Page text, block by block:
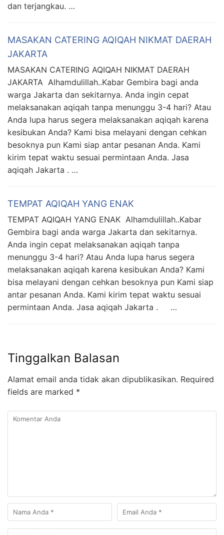
dan terjangkau. …
MASAKAN CATERING AQIQAH NIKMAT DAERAH
JAKARTA
MASAKAN CATERING AQIQAH NIKMAT DAERAH
JAKARTA Alhamdulillah..Kabar Gembira bagi anda
warga Jakarta dan sekitarnya. Anda ingin cepat
melaksanakan aqiqah tanpa menunggu 3-4 hari? Atau
Anda lupa harus segera melaksanakan aqiqah karena
kesibukan Anda? Kami bisa melayani dengan cehkan
besoknya pun Kami siap antar pesanan Anda. Kami
kirim tepat waktu sesuai permintaan Anda. Jasa
aqiqah Jakarta . …
TEMPAT AQIQAH YANG ENAK
TEMPAT AQIQAH YANG ENAK Alhamdulillah..Kabar
Gembira bagi anda warga Jakarta dan sekitarnya.
Anda ingin cepat melaksanakan aqiqah tanpa
menunggu 3-4 hari? Atau Anda lupa harus segera
melaksanakan aqiqah karena kesibukan Anda? Kami
bisa melayani dengan cehkan besoknya pun Kami siap
antar pesanan Anda. Kami kirim tepat waktu sesuai
permintaan Anda. Jasa aqiqah Jakarta . …
Tinggalkan Balasan
Alamat email anda tidak akan dipublikasikan. Required
fields are marked *